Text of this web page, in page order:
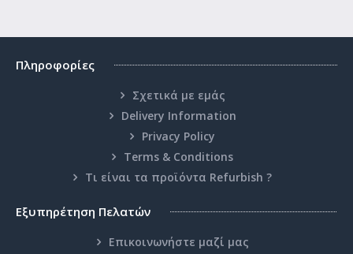
TOUCHSCREEN LCD MONITOR FLYTEK 15
Flytek touchscreen monitor 15’’. Οθόνη αφής 15 ιντσών. Η Ipcity.gr σας
Πληροφορίες
Σχετικά με εμάς
Delivery Information
Privacy Policy
Terms & Conditions
Τι είναι τα προϊόντα Refurbish ?
Εξυπηρέτηση Πελατών
Επικοινωνήστε μαζί μας